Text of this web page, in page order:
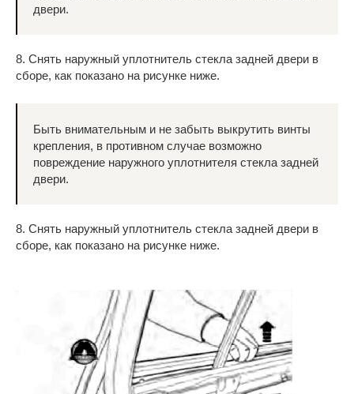
двери.
8. Снять наружный уплотнитель стекла задней двери в
сборе, как показано на рисунке ниже.
Быть внимательным и не забыть выкрутить винты
крепления, в противном случае возможно
повреждение наружного уплотнителя стекла задней
двери.
8. Снять наружный уплотнитель стекла задней двери в
сборе, как показано на рисунке ниже.